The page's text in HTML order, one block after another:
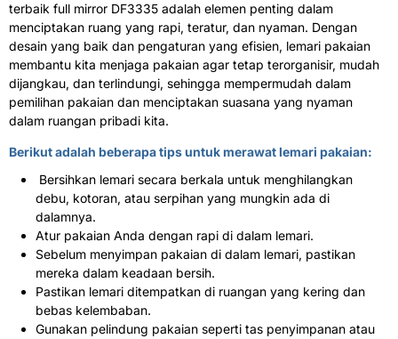
terbaik full mirror DF3335 adalah elemen penting dalam
menciptakan ruang yang rapi, teratur, dan nyaman. Dengan
desain yang baik dan pengaturan yang efisien, lemari pakaian
membantu kita menjaga pakaian agar tetap terorganisir, mudah
dijangkau, dan terlindungi, sehingga mempermudah dalam
pemilihan pakaian dan menciptakan suasana yang nyaman
dalam ruangan pribadi kita.
Berikut adalah beberapa tips untuk merawat lemari pakaian:
Bersihkan lemari secara berkala untuk menghilangkan
debu, kotoran, atau serpihan yang mungkin ada di
dalamnya.
Atur pakaian Anda dengan rapi di dalam lemari.
Sebelum menyimpan pakaian di dalam lemari, pastikan
mereka dalam keadaan bersih.
Pastikan lemari ditempatkan di ruangan yang kering dan
bebas kelembaban.
Gunakan pelindung pakaian seperti tas penyimpanan atau